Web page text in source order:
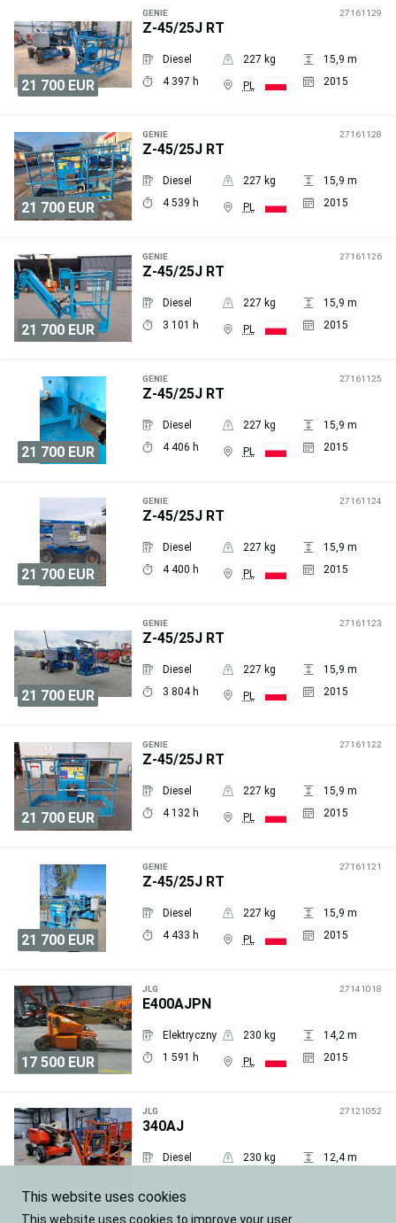
21 700 EUR
GENIE
Z-45/25J RT
27161129
Diesel 227 kg
15,9 m
4 397 h
PL 2015
21 700 EUR
GENIE
Z-45/25J RT
27161128
Diesel 227 kg
15,9 m
4 539 h
PL 2015
21 700 EUR
GENIE
Z-45/25J RT
27161126
Diesel 227 kg
15,9 m
3 101 h
PL 2015
21 700 EUR
GENIE
Z-45/25J RT
27161125
Diesel 227 kg
15,9 m
4 406 h
PL 2015
21 700 EUR
GENIE
Z-45/25J RT
27161124
Diesel 227 kg
15,9 m
4 400 h
PL 2015
21 700 EUR
GENIE
Z-45/25J RT
27161123
Diesel 227 kg
15,9 m
3 804 h
PL 2015
21 700 EUR
GENIE
Z-45/25J RT
27161122
Diesel 227 kg
15,9 m
4 132 h
PL 2015
21 700 EUR
GENIE
Z-45/25J RT
27161121
Diesel 227 kg
15,9 m
4 433 h
PL 2015
17 500 EUR
JLG
E400AJPN
27141018
Elektryczny 230 kg
14,2 m
1 591 h
PL 2015
JLG
340AJ
27121052
Diesel 230 kg
12,4 m
This website uses cookies
This website uses cookies to improve your user